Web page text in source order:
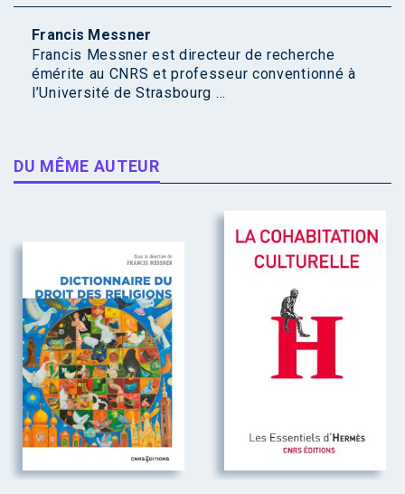
Francis Messner
Francis Messner est directeur de recherche
émérite au CNRS et professeur conventionné à
l’Université de Strasbourg ...
DU MÊME AUTEUR